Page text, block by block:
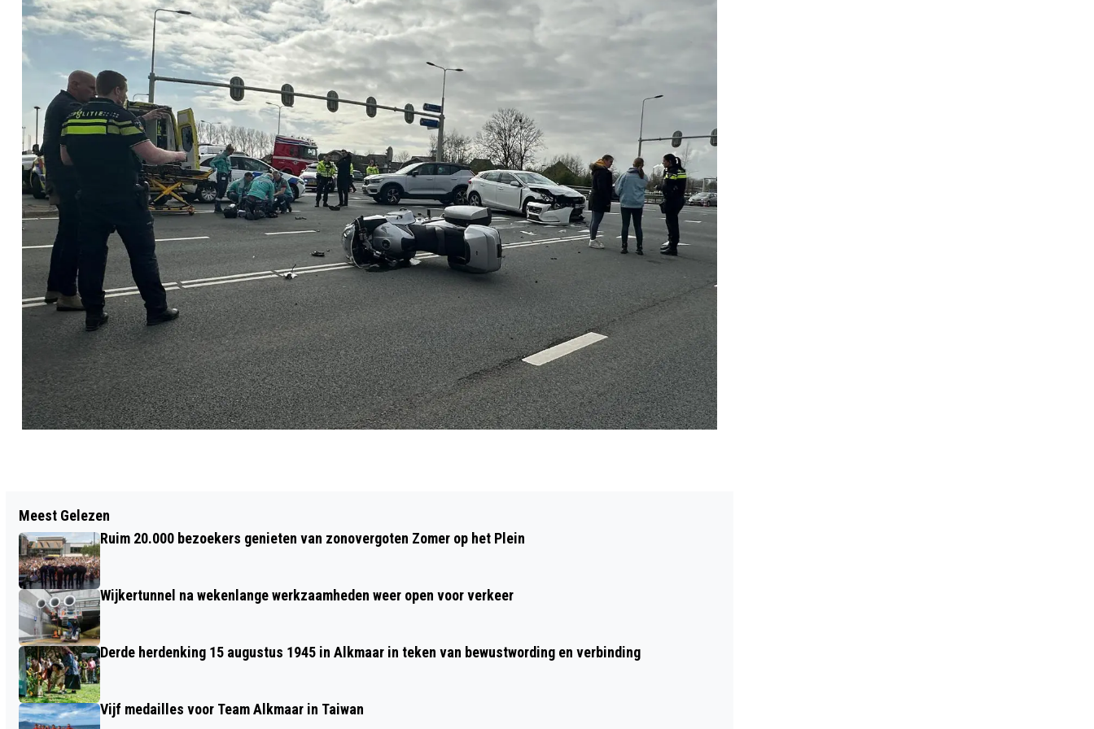
HORTUS BULBORUM KLEURRIJKE
GENENBANK VOOR TULPEN, HYACINTEN
EN HEEL VEEL NARCISSEN
BASISSCHOLEN ZAMELEN 8.858 KILO
Meest Gelezen
Ruim 20.000 bezoekers genieten van zonovergoten Zomer op het Plein
Wijkertunnel na wekenlange werkzaamheden weer open voor verkeer
Derde herdenking 15 augustus 1945 in Alkmaar in teken van bewustwording en verbinding
Vijf medailles voor Team Alkmaar in Taiwan